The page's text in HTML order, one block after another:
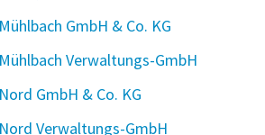
GmbH & Co. KG
Verwaltungs-GmbH
GmbH & Co. KG
Verwaltungs-GmbH